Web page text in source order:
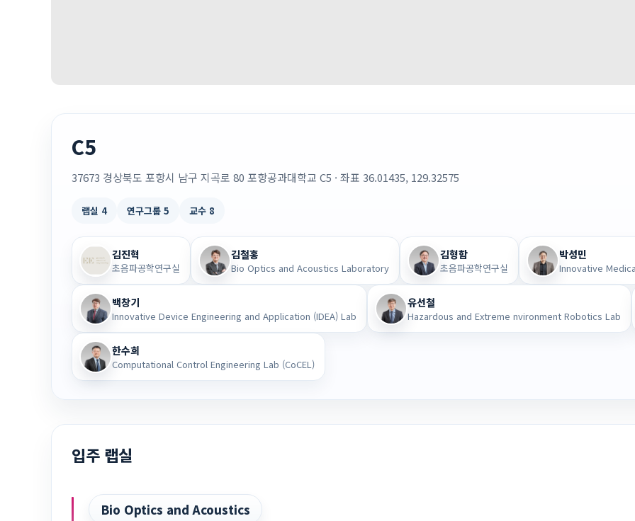
C5
37673 경상북도 포항시 남구 지곡로 80 포항공과대학교 C5 · 좌표 36.01435, 129.32575
랩실 4 연구그룹 5 교수 8
김진혁
초음파공학연구실
김철홍
Bio Optics and Acoustics Laboratory
김형함
초음파공학연구실
박성민
Innovative
백창기
Innovative Device Engineering and Application (IDEA) Lab
유선철
Hazardous and Extreme nvironment Robotics Lab
한수희
Computational Control Engineering Lab (CoCEL)
입주 랩실
Bio Optics and Acoustics